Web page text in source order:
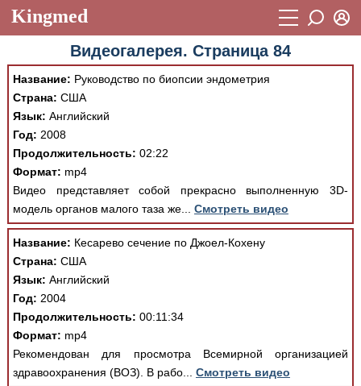
Kingmed
Учебный материал
Видеогалерея 899
Фотогалерея (1906)
Истории болезней 1268
Лекции и презентации
Аккредитационные тесты (6)
Методические рекомендации 1050
Научно-популярное
Статьи
Новости (244)
Медицинская стандартизация
Логин (E-mail):
Пароль
Восстановить пароль
Вход
Видеогалерея. Страница 84
Название: Руководство по биопсии эндометрия
Страна: CША
Язык: Английский
Год: 2008
Продолжительность: 02:22
Формат: mp4
Видео представляет собой прекрасно выполненную 3D-
модель органов малого таза же... Смотреть видео
Название: Кесарево сечение по Джоел-Кохену
Страна: CША
Язык: Английский
Год: 2004
Продолжительность: 00:11:34
Формат: mp4
Рекомендован для просмотра Всемирной организацией
здравоохранения (ВОЗ). В рабо... Смотреть видео